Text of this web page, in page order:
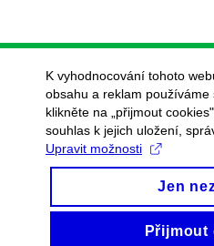
K vyhodnocování tohoto
obsahu a reklam používáme
klikněte na „přijmout
souhlas k jejich uložení,
Upravit možnosti
Jen
Přijmout